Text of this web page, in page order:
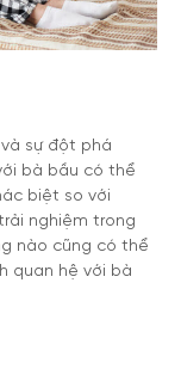
sự đột phá
bà bầu có thể
biệt so với
nghiệm trong
nào cũng có thể
quan hệ với bà